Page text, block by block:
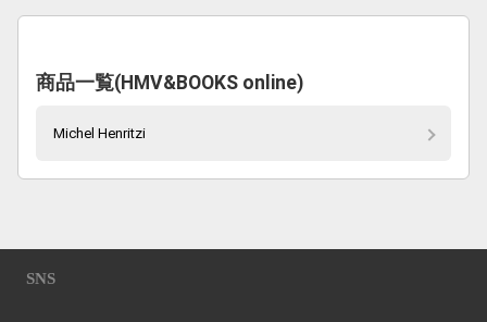
商品一覧(HMV&BOOKS online)
Michel Henritzi
SNS